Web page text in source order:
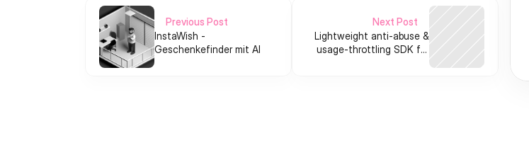
Previous Post
InstaWish -
Geschenkefinder mit AI
Next Post
Lightweight anti-abuse &
usage-throttling SDK for